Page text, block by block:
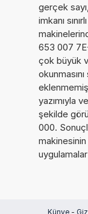
gerçek
imkanı
653 007
çok büyük
yazımıyla
şekilde
000.
Künye-